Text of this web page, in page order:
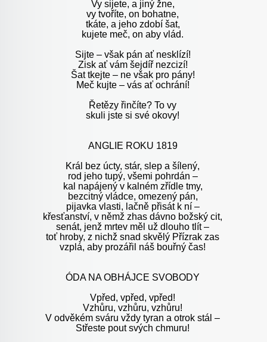
Vy sijete, a jiný žne,
vy tvoříte, on bohatne,
tkáte, a jeho zdobí šat,
kujete meč, on aby vlád.
Sijte – však pán ať nesklízí!
Zisk ať vám šejdíř nezcizí!
Šat tkejte – ne však pro pány!
Meč kujte – vás ať ochrání!
Řetězy řinčíte? To vy
skuli jste si své okovy!
ANGLIE ROKU 1819
Král bez úcty, stár, slep a šílený,
rod jeho tupý, všemi pohrdán –
kal napájený v kalném zřídle tmy,
bezcitný vládce, omezený pán,
pijavka vlasti, lačně přisát k ní –
křesťanství, v němž zhas dávno božský cit,
senát, jenž mrtev měl už dlouho tlít –
toť hroby, z nichž snad skvělý Přízrak zas
vzplá, aby prozářil náš bouřný čas!
ÓDA NA OBHÁJCE SVOBODY
Vpřed, vpřed, vpřed!
Vzhůru, vzhůru, vzhůru!
V odvěkém sváru vždy tyran a otrok stál –
Střeste pout svých chmuru!